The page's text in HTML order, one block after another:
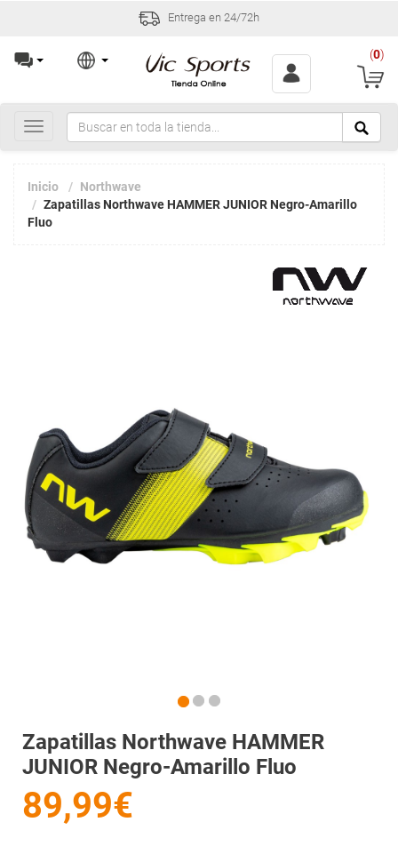
Entrega en 24/72h
(0)
Toggle
navigation
Inicio
Northwave
Zapatillas Northwave HAMMER JUNIOR Negro-Amarillo
Fluo
Zapatillas Northwave HAMMER
JUNIOR Negro-Amarillo Fluo
89,99€